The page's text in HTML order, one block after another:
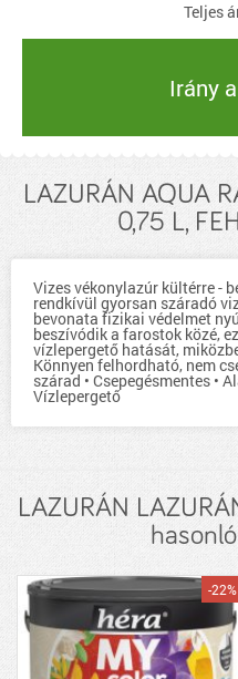
Teljes
Irány
LAZURÁN AQUA
0,75 L,
Vizes vékonylazúr kültérre -
rendkívül gyorsan száradó
bevonata fizikai védelmet
beszívódik a farostok közé,
vízlepergető hatását,
Könnyen felhordható, nem
szárad • Csepegésmentes •
Vízlepergető
LAZURÁN
-22%